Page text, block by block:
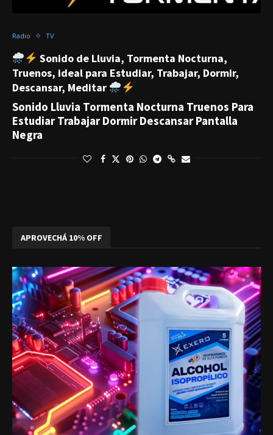
Radio TV
Sonido de Lluvia, Tormenta Nocturna,
Truenos, ideal para Estudiar, Trabajar, Dormir,
Descansar, Meditar
Sonido Lluvia Tormenta Nocturna Truenos Para
Estudiar Trabajar Dormir Descansar Pantalla
Negra
APROVECHÁ 10% OFF